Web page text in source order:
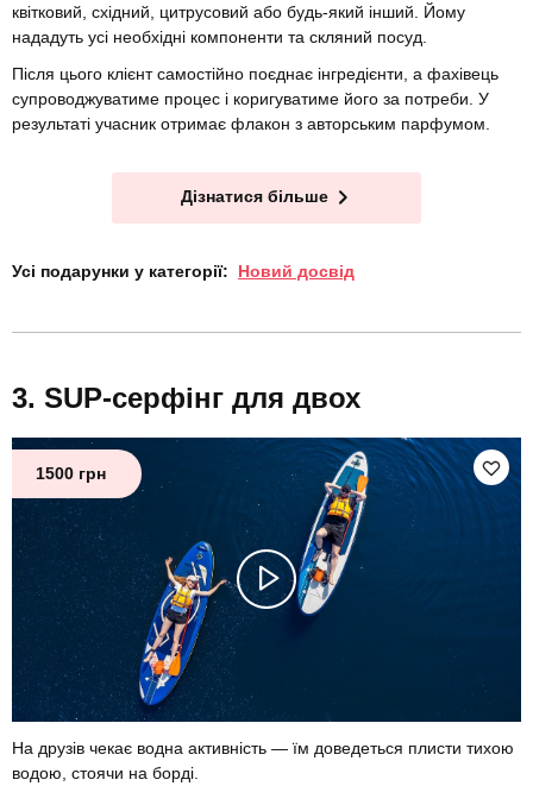
квітковий, східний, цитрусовий або будь-який інший. Йому
нададуть усі необхідні компоненти та скляний посуд.
Після цього клієнт самостійно поєднає інгредієнти, а фахівець
супроводжуватиме процес і коригуватиме його за потреби. У
результаті учасник отримає флакон з авторським парфумом.
Дізнатися більше
Усі подарунки у категорії: Новий досвід
SUP-серфінг для двох
1500 грн
На друзів чекає водна активність — їм доведеться плисти тихою
водою, стоячи на борді.